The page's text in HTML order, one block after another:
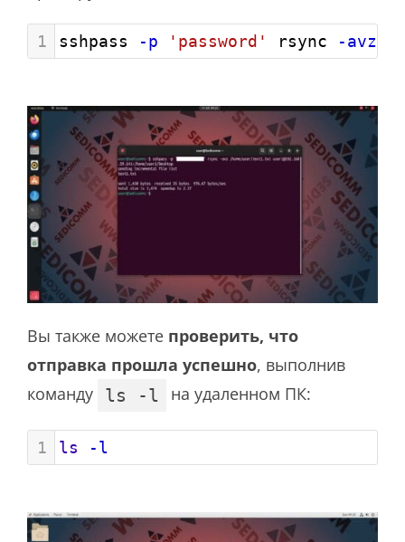
1 sshpass -p 'password' rsync -avz
Вы также можете проверить, что
отправка прошла успешно, выполнив
команду ls -l на удаленном ПК:
1 ls -l